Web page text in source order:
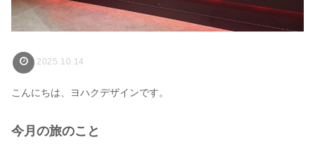
2025.10.14
こんにちは、ヨハクデザインです。
今月の旅のこと